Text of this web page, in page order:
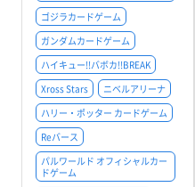
ゴジラカードゲーム
ガンダムカードゲーム
ハイキュー!!バボカ!!BREAK
Xross Stars
ニベルアリーナ
ハリー・ポッター カードゲーム
Reバース
パルワールド オフィシャルカー
ドゲーム